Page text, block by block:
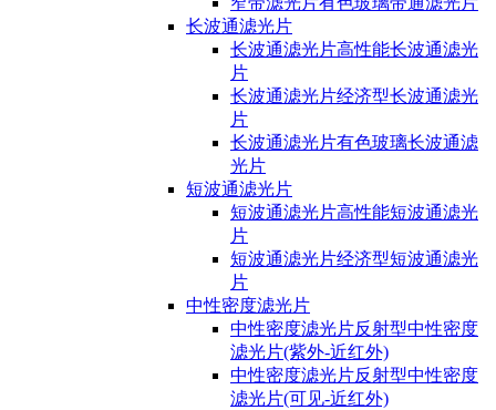
长波通滤光片
长波通滤光片高性能长波通滤光
片
长波通滤光片经济型长波通滤光
片
长波通滤光片有色玻璃长波通滤
光片
短波通滤光片
短波通滤光片高性能短波通滤光
片
短波通滤光片经济型短波通滤光
片
中性密度滤光片
中性密度滤光片反射型中性密度
滤光片(紫外-近红外)
中性密度滤光片反射型中性密度
滤光片(可见-近红外)